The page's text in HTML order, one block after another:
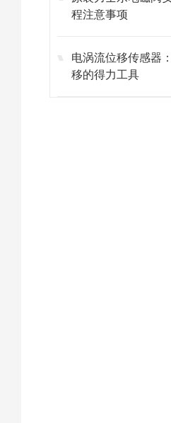
程注意事项
电涡流位移传感器
移的得力工具